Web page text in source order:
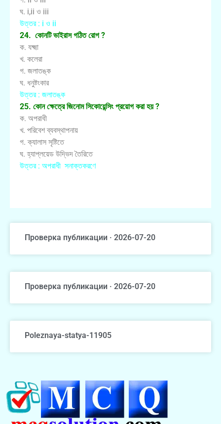
ঘ. i,ii ও iii
উত্তর : i ও ii
24. কোনটি ভাইরাস গঠিত রোগ ?
ক. যক্ষ্মা
খ. কলেরা
গ. জলাতঙ্ক
ঘ. ধনুষ্টংকার
উত্তর : জলাতঙ্ক
25. কোন ক্ষেত্রে জিনোম সিকোয়েন্সিং প্রয়োগ করা হয় ?
ক. অপরাধী
খ. পরিবেশ ব্যবস্থাপনায়
গ. ক্যালাস সৃষ্টিতে
ঘ. হ্যাপ্লয়েড উদ্ভিদ তৈরিতে
উত্তর : অপরাধী সনাক্তকরণে
Проверка публикации · 2026-07-20
Проверка публикации · 2026-07-20
Poleznaya-statya-11905